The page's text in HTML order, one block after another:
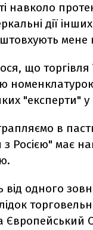
навколо
дії
мене
що
"експерти"
в
Росією" має
від одного
Європейський